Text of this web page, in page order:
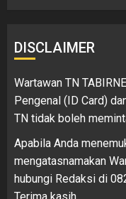
DISCLAIMER
Wartawan TN
Pengenal (ID Card)
TN tidak boleh
Apabila Anda
mengatasnamakan
hubungi Redaksi di